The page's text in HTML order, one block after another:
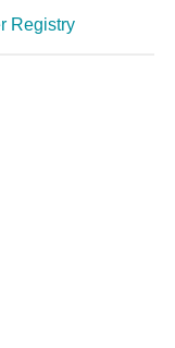
Registry